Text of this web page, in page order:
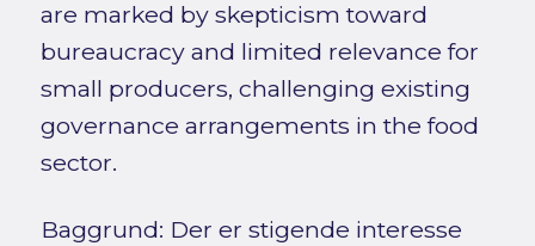
are marked by skepticism toward
bureaucracy and limited relevance for
small producers, challenging existing
governance arrangements in the food
sector.
Baggrund: Der er stigende interesse